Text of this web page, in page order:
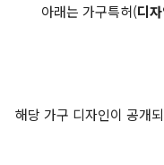
아래는 가구특허(디
해당 가구 디자인이 공개